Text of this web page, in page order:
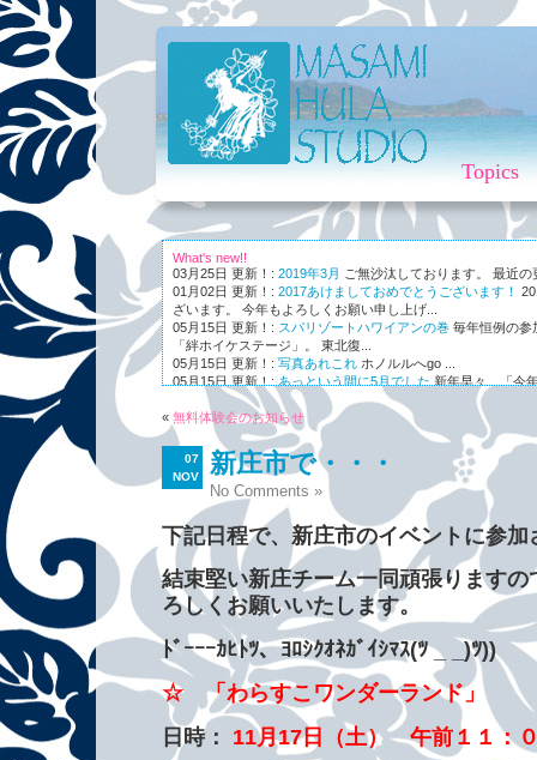
Topics
What's new!!
03月25日 更新！: 2019年3月 ご無沙汰しております。 最近
01月02日 更新！: 2017あけましておめでとうございます！
ざいます。 今年もよろしくお願い申し上げ...
05月15日 更新！: スパリゾートハワイアンの巻 毎年恒例の参
「絆ホイケステージ」。 東北復...
05月15日 更新！: 写真あれこれ ホノルルへgo ...
05月15日 更新！: あっという間に5月でした 新年早々、「今
ながら～～、まさかの5月。 世...
01月03日 更新！: Maunaleo皆様ご存じ、ケアリー・レイシ
オと...
« 無料体験会のお知らせ
07
NOV
新庄市で・・・
No Comments »
下記日程で、新庄市のイベントに参
結束堅い新庄チーム一同頑張ります
ろしくお願いいたします。
ﾄﾞｰｰｰｶﾋﾄﾂ、ﾖﾛｼｸｵﾈｶﾞｲｼﾏｽ(ﾂ _ _)ﾂ))
☆ 「わらすこワンダーランド」
日時：
11月17日（土） 午前１１：